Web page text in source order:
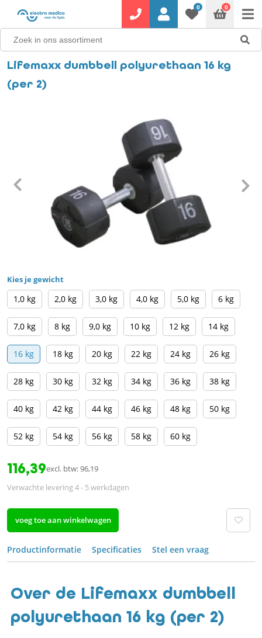
0 0
Lifemaxx dumbbell polyurethaan 16 kg
(per 2)
Kies je gewicht
1,0 kg 2,0 kg 3,0 kg 4,0 kg 5,0 kg 6 kg
7,0 kg 8 kg 9,0 kg 10 kg 12 kg 14 kg
16 kg 18 kg 20 kg 22 kg 24 kg 26 kg
28 kg 30 kg 32 kg 34 kg 36 kg 38 kg
40 kg 42 kg 44 kg 46 kg 48 kg 50 kg
52 kg 54 kg 56 kg 58 kg 60 kg
116,39excl. btw: 96,19
Verwachte levering 4 - 5 werkdagen
voeg toe aan winkelwagen
Productinformatie Specificaties Stel een vraag
Over de Lifemaxx dumbbell
polyurethaan 16 kg (per 2)